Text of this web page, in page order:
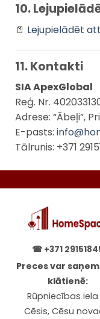
10.
📄 Lejupielādēt
11. Kontakti
SIA ApexGlobal
Reģ. Nr.
Adrese: “Ābeļi”,
E-pasts:
Tālrunis: +371
☎ +371
Preces var
klātienē:
Rūpniecības iela
Cēsis, Cēsu